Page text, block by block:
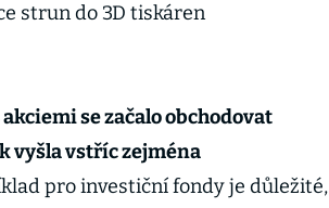
strun do 3D tiskáren
se začalo obchodovat
vyšla vstříc zejména
pro investiční fondy je důležité,